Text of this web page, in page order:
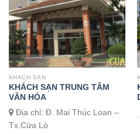
KHÁCH SẠN
KHÁCH SẠN TRUNG TÂM
VĂN HÓA
Địa chỉ: Đ. Mai Thúc Loan –
Tx.Cửa Lò